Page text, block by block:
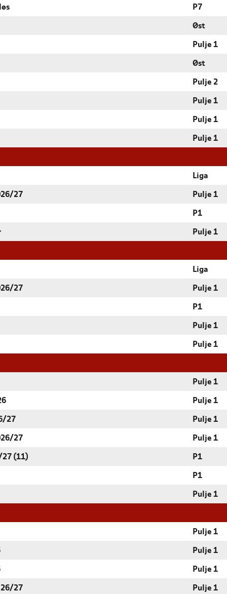
P7
Øst
Pulje 1
Øst
Pulje 2
Pulje 1
Pulje 1
Pulje 1
Liga
27 Pulje 1
P1
Pulje 1
Liga
27 Pulje 1
P1
Pulje 1
Pulje 1
Pulje 1
Pulje 1
27 Pulje 1
27 Pulje 1
27 (11) P1
P1
Pulje 1
Pulje 1
Pulje 1
Pulje 1
26/27 Pulje 1